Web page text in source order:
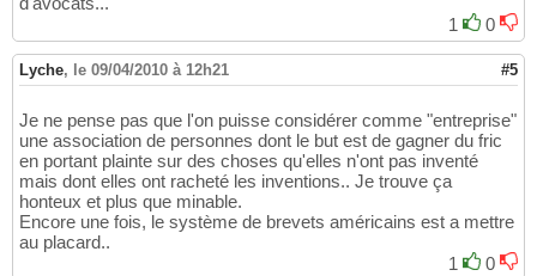
1
0
Lyche, le 09/04/2010 à 12h21 #5
Je ne pense pas que l'on puisse considérer comme "entreprise"
une association de personnes dont le but est de gagner du fric
en portant plainte sur des choses qu'elles n'ont pas inventé
mais dont elles ont racheté les inventions.. Je trouve ça
honteux et plus que minable.
Encore une fois, le système de brevets américains est a mettre
au placard..
1
0